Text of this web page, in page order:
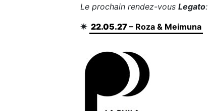
Le prochain rendez-vous Legato:
✷ 22.05.27 – Roza & Meimuna